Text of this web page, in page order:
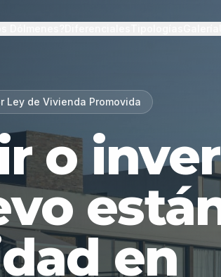
Ley de Vivienda Promovida
o
en